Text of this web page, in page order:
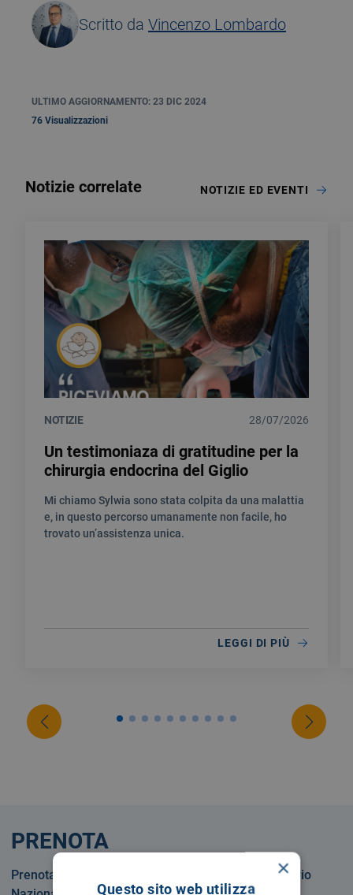
Scritto da Vincenzo Lombardo
ULTIMO AGGIORNAMENTO: 23 DIC 2024
76 Visualizzazioni
Notizie correlate NOTIZIE ED EVENTI
NOTIZIE 28/07/2026
Un testimoniaza di gratitudine per la
chirurgia endocrina del Giglio
Mi chiamo Sylwia sono stata colpita da una malattia
e, in questo percorso umanamente non facile, ho
trovato un’assistenza unica.
LEGGI DI PIÙ
PRENOTA
Prenotare una visita o un esame in Servizio Sanitario
×
Questo sito web utilizza